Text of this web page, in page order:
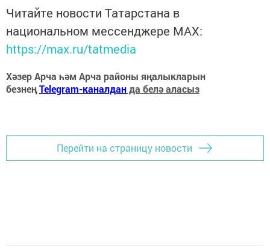
Читайте новости Татарстана в
национальном мессенджере MАХ:
https://max.ru/tatmedia
Хәзер Арча һәм Арча районы яңалыкларын
безнеңTelegram-каналданда белә аласыз
Перейти на страницу новости